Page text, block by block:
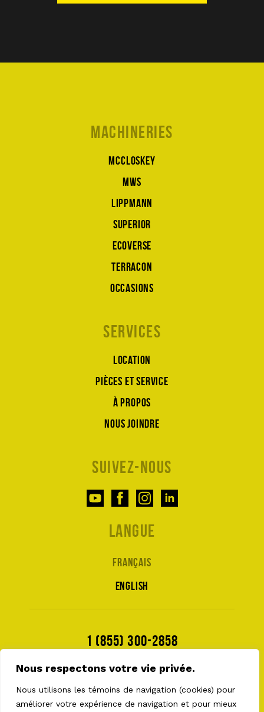
Nous respectons votre vie privée.
Nous utilisons les témoins de navigation (cookies) pour
améliorer votre expérience de navigation et pour mieux
Machineries
McCloskey
MWS
Lippmann
Superior
Ecoverse
Terracon
Occasions
Services
Location
Pièces et service
À propos
Nous joindre
Suivez-nous
Langue
Français
English
1 (855) 300-2858